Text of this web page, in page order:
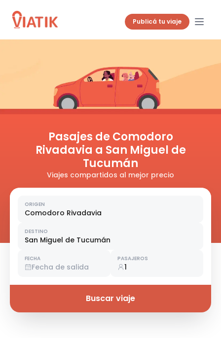
Publicá tu viaje
Pasajes de Comodoro
Rivadavia a San Miguel de
Tucumán
Viajes compartidos al mejor precio
ORIGEN
Comodoro Rivadavia
DESTINO
San Miguel de Tucumán
FECHA
Fecha de salida
PASAJEROS
1
Buscar viaje